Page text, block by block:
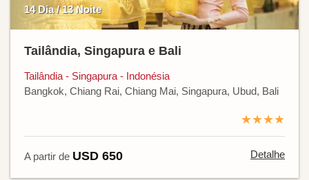
14 Dia / 13 Noite
Tailândia, Singapura e Bali
Tailândia - Singapura - Indonésia
Bangkok, Chiang Rai, Chiang Mai, Singapura, Ubud, Bali
★★★★
A partir de USD 650 Detalhe